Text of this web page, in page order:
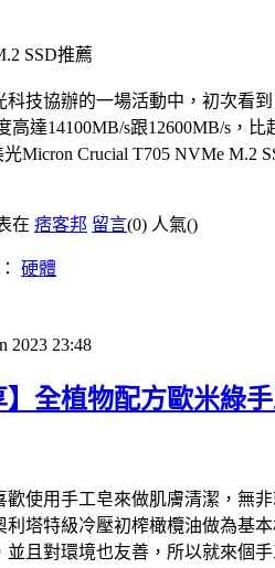
技協辦的一場活動中，初次看
高達14100MB/s跟12600MB/s，
Micron Crucial T705 NVMe M.2
在 痞客邦 留言(0) 人氣()
硬體
2023 23:48
】全植物配方歐米綠
歡使用手工皂來做肌膚清潔，無
利塔特級冷壓初榨橄欖油做為基
並且對環境也友善，所以就來個